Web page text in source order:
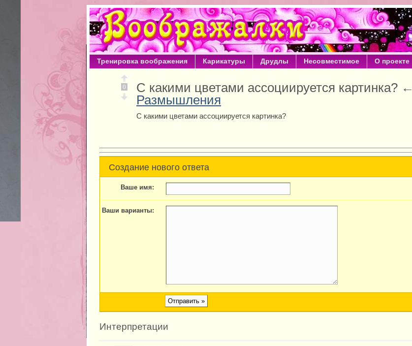
Тренировка воображения Карикатуры Друдлы Несовместимое О проекте
0
С какими цветами ассоциируется картинка? ←
Размышления
С какими цветами ассоциируется картинка?
Создание нового ответа
Ваше имя:
Ваши варианты:
Интерпретации